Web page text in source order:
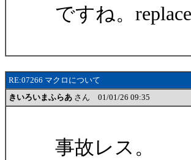
ですね。
RE:07266 マクロについて
きいろいまふらあ さん 01/01/26 09:35
事故レス。